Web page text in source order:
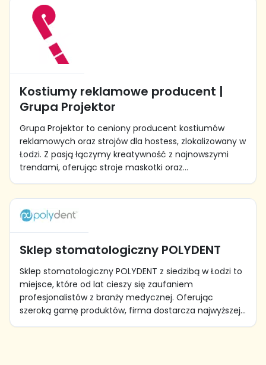
Kostiumy reklamowe producent |
Grupa Projektor
Grupa Projektor to ceniony producent kostiumów
reklamowych oraz strojów dla hostess, zlokalizowany w
Łodzi. Z pasją łączymy kreatywność z najnowszymi
trendami, oferując stroje maskotki oraz...
Sklep stomatologiczny POLYDENT
Sklep stomatologiczny POLYDENT z siedzibą w Łodzi to
miejsce, które od lat cieszy się zaufaniem
profesjonalistów z branży medycznej. Oferując
szeroką gamę produktów, firma dostarcza najwyższej...